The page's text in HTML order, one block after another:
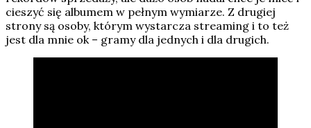
cieszyć się albumem w pełnym wymiarze. Z drugiej
strony są osoby, którym wystarcza streaming i to też
jest dla mnie ok – gramy dla jednych i dla drugich.